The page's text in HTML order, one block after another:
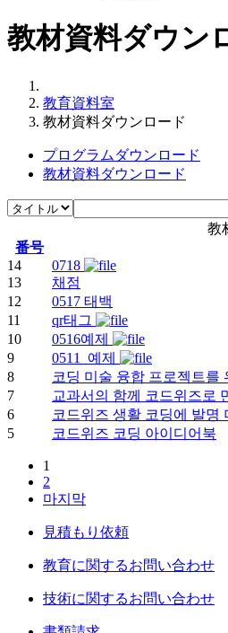
教材資料ダウン
教育資料室
教材資料ダウンロード
プログラムダウンロード
教材資料ダウンロード
教
番号
14
0718
13
채점
12
0517 태백
11
qr태그
10
0516예제
9
0511_예제
8
코딩 미술 융합 프로젝트를
7
교과서의 함께 코드위즈로
6
코드위즈 생활 코딩에 발명
5
코드위즈 코딩 아이디어북
1
2
마지막
見積もり依頼
教育に関するお問い合わせ
技術に関するお問い合わせ